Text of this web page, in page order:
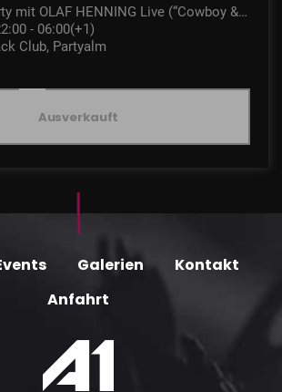
mit OLAF HENNING Live (“Cowboy & I
- 06:00(+1)
Club, Partyalm
Ausverkauft
Galerien
Kontakt
Anfahrt